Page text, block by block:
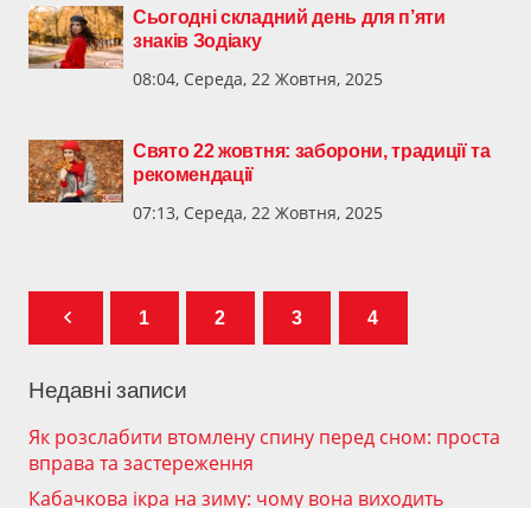
Сьогодні складний день для п’яти
знаків Зодіаку
08:04, Середа, 22 Жовтня, 2025
Свято 22 жовтня: заборони, традиції та
рекомендації
07:13, Середа, 22 Жовтня, 2025
1 2 3 4
Недавні записи
Як розслабити втомлену спину перед сном: проста
вправа та застереження
Кабачкова ікра на зиму: чому вона виходить